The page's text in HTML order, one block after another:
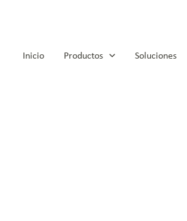
Inicio
Productos Soluciones